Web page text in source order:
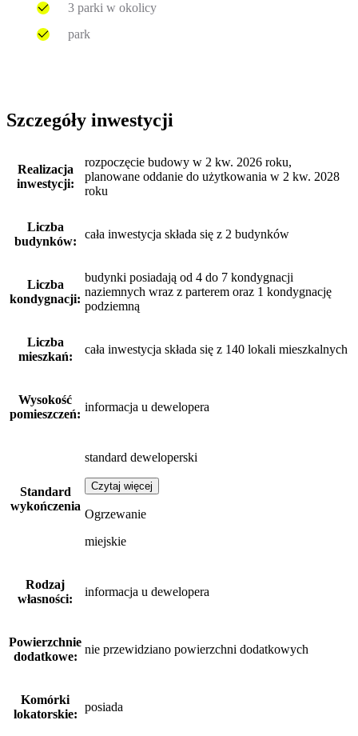
3 parki w okolicy
park
Szczegóły inwestycji
Realizacja
inwestycji:
rozpoczęcie budowy w 2 kw. 2026 roku,
planowane oddanie do użytkowania w 2 kw. 2028
roku
Liczba
budynków:
cała inwestycja składa się z 2 budynków
Liczba
kondygnacji:
budynki posiadają od 4 do 7 kondygnacji
naziemnych wraz z parterem oraz 1 kondygnację
podziemną
Liczba
mieszkań:
cała inwestycja składa się z 140 lokali mieszkalnych
Wysokość
pomieszczeń:
informacja u dewelopera
Standard
wykończenia
standard deweloperski
Czytaj więcej
Ogrzewanie
miejskie
Rodzaj
własności:
informacja u dewelopera
Powierzchnie
dodatkowe:
nie przewidziano powierzchni dodatkowych
Komórki
lokatorskie:
posiada